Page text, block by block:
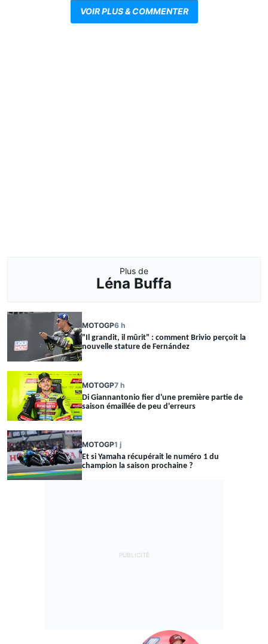
VOIR PLUS & COMMENTER
Plus de
Léna Buffa
MOTOGP6 h
"Il grandit, il mûrit" : comment Brivio perçoit la
nouvelle stature de Fernández
MOTOGP7 h
Di Giannantonio fier d'une première partie de
saison émaillée de peu d'erreurs
MOTOGP1 j
Et si Yamaha récupérait le numéro 1 du
champion la saison prochaine ?